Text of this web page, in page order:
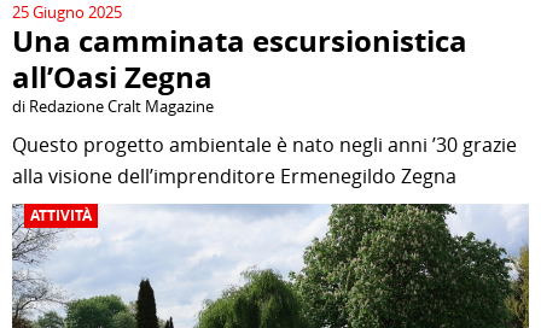
25 Giugno 2025
Una camminata escursionistica
all’Oasi Zegna
di Redazione Cralt Magazine
Questo progetto ambientale è nato negli anni ’30 grazie
alla visione dell’imprenditore Ermenegildo Zegna
ATTIVITÀ